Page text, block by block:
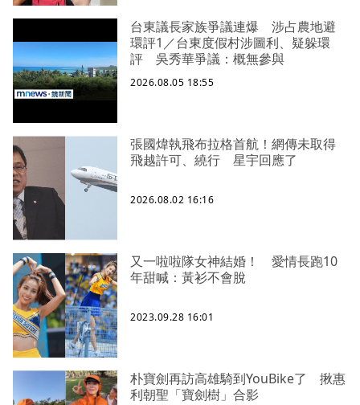
台東議長家族爭議連爆 涉占農地避
環評1／台東度假村涉圖利、疑躲環
評 吳秀華爭議：概無參與
2026.08.05 18:55
張國煒執飛布拉格首航！網傳未取得
飛越許可、繞行 星宇回應了
2026.08.02 16:16
又一啦啦隊女神結婚！ 愛情長跑10
年甜喊：黃衫不會脫
2023.09.28 16:01
朴寶劍再訪高雄騎到YouBike了 揪惠
利朝聖「寶劍樹」合影